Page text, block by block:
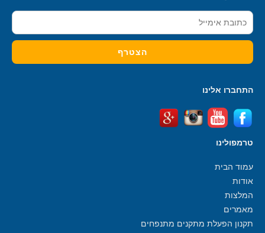
התחברו אלינו
טרמפולינו
עמוד הבית
אודות
המלצות
מאמרים
תקנון הפעלת מתקנים מתנפחים